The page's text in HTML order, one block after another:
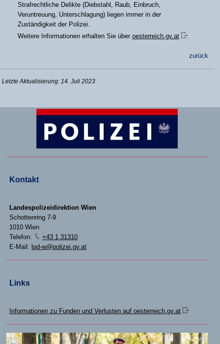
Strafrechtliche Delikte (Diebstahl, Raub, Einbruch,
Veruntreuung, Unterschlagung) liegen immer in der
Zuständigkeit der Polizei.
Weitere Informationen erhalten Sie über oesterreich.gv.at .
zurück
Letzte Aktualisierung: 14. Juli 2023
Kontakt
Landespolizeidirektion Wien
Schottenring 7-9
1010 Wien
Telefon:
+43 1 31310
E-Mail: lpd-w@polizei.gv.at
Links
Informationen zu Funden und Verlusten auf oesterreich.gv.at